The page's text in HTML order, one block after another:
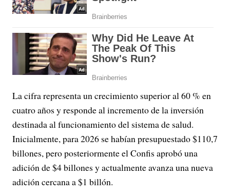
La cifra representa un crecimiento superior al 60 % en
cuatro años y responde al incremento de la inversión
destinada al funcionamiento del sistema de salud.
Inicialmente, para 2026 se habían presupuestado $110,7
billones, pero posteriormente el Confis aprobó una
adición de $4 billones y actualmente avanza una nueva
adición cercana a $1 billón.